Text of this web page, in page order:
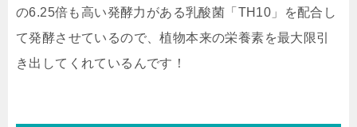
の6.25倍も高い発酵力がある乳酸菌「TH10」を配合し
て発酵させているので、植物本来の栄養素を最大限引
き出してくれているんです！